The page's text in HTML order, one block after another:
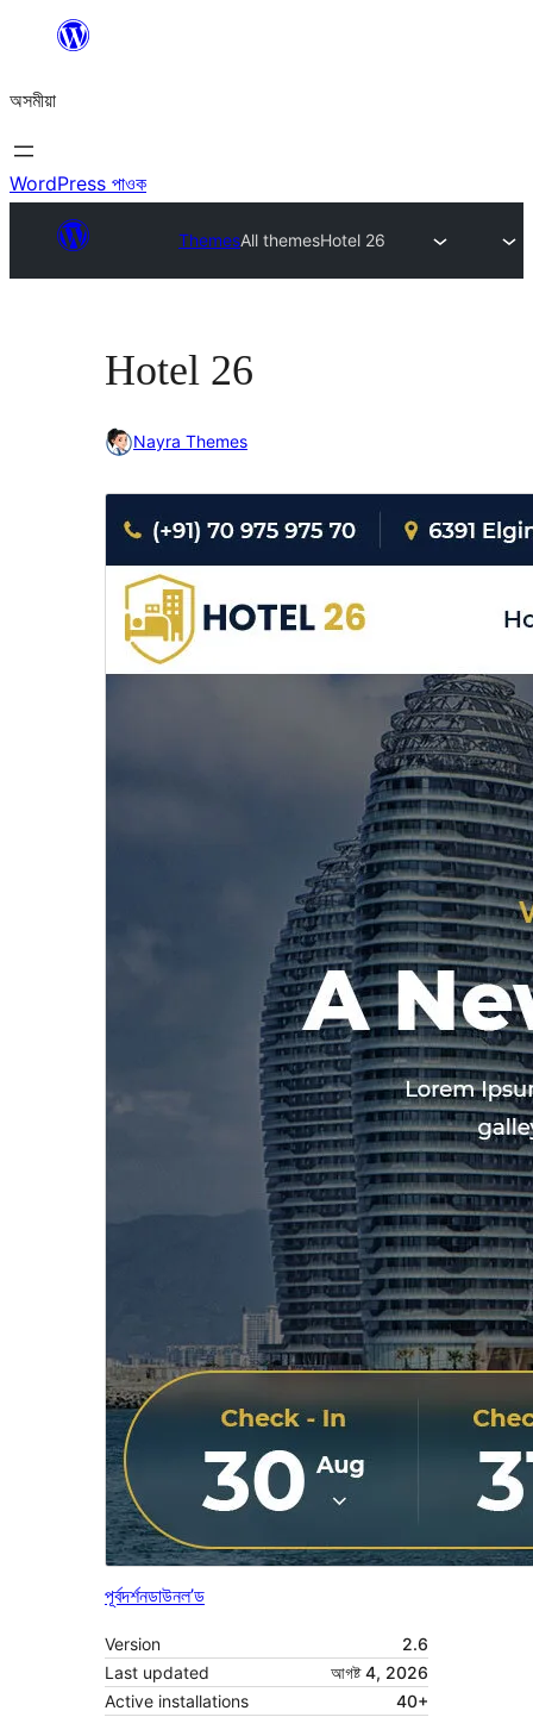
বিষয়বস্তুলৈ
যাওক
অসমীয়া
WordPress পাওক
ThemesAll themesHotel 26
Hotel 26
Nayra Themes
পূৰ্বদৰ্শনডাউনল’ড
Version
2.6
Last updated
আগষ্ট 4, 2026
Active installations
40+